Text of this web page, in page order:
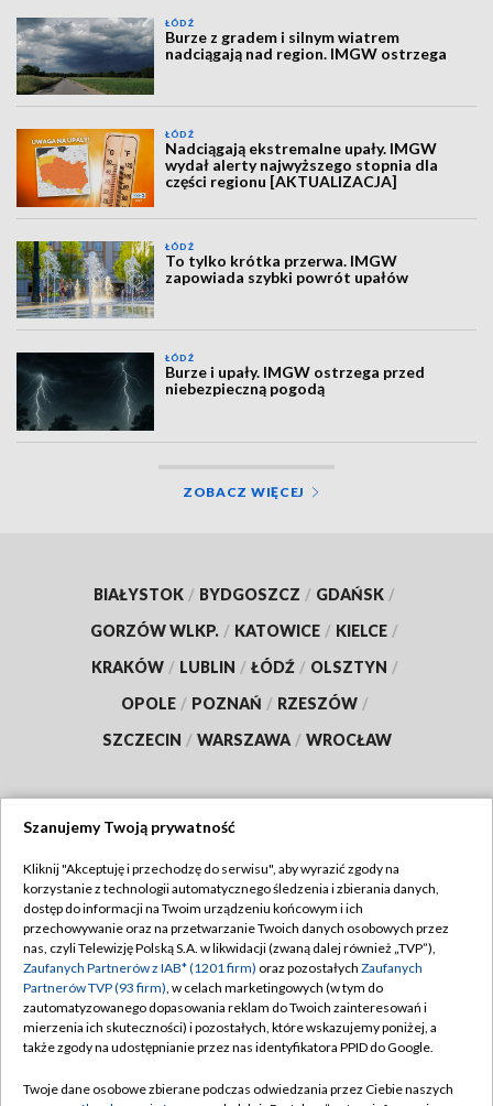
ŁÓDŹ
Burze z gradem i silnym wiatrem
nadciągają nad region. IMGW ostrzega
ŁÓDŹ
Nadciągają ekstremalne upały. IMGW
wydał alerty najwyższego stopnia dla
części regionu [AKTUALIZACJA]
ŁÓDŹ
To tylko krótka przerwa. IMGW
zapowiada szybki powrót upałów
ŁÓDŹ
Burze i upały. IMGW ostrzega przed
niebezpieczną pogodą
ZOBACZ WIĘCEJ
BIAŁYSTOK / BYDGOSZCZ / GDAŃSK /
GORZÓW WLKP. / KATOWICE / KIELCE /
KRAKÓW / LUBLIN / ŁÓDŹ / OLSZTYN /
OPOLE / POZNAŃ / RZESZÓW /
SZCZECIN / WARSZAWA / WROCŁAW
TVP
Abonament TVP
Emisja w TVP
Centrum informacji TVP
Naziemna Telewizja Cyfrowa
Regulamin TVP
Polityka prywatności
Moje zgody
Pomoc
Szanujemy Twoją prywatność
Kliknij "Akceptuję i przechodzę do serwisu", aby wyrazić zgody na
korzystanie z technologii automatycznego śledzenia i zbierania danych,
dostęp do informacji na Twoim urządzeniu końcowym i ich
przechowywanie oraz na przetwarzanie Twoich danych osobowych przez
nas, czyli Telewizję Polską S.A. w likwidacji (zwaną dalej również „TVP”),
Zaufanych Partnerów z IAB* (1201 firm) oraz pozostałych Zaufanych
Partnerów TVP (93 firm), w celach marketingowych (w tym do
zautomatyzowanego dopasowania reklam do Twoich zainteresowań i
mierzenia ich skuteczności) i pozostałych, które wskazujemy poniżej, a
także zgody na udostępnianie przez nas identyfikatora PPID do Google.
Twoje dane osobowe zbierane podczas odwiedzania przez Ciebie naszych